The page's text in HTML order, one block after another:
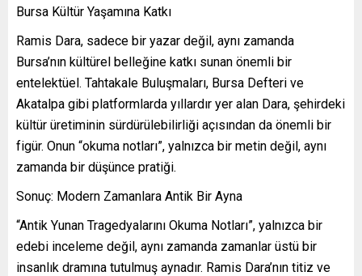
Bursa Kültür Yaşamına Katkı
Ramis Dara, sadece bir yazar değil, aynı zamanda
Bursa’nın kültürel belleğine katkı sunan önemli bir
entelektüel. Tahtakale Buluşmaları, Bursa Defteri ve
Akatalpa gibi platformlarda yıllardır yer alan Dara, şehirdeki
kültür üretiminin sürdürülebilirliği açısından da önemli bir
figür. Onun “okuma notları”, yalnızca bir metin değil, aynı
zamanda bir düşünce pratiği.
Sonuç: Modern Zamanlara Antik Bir Ayna
“Antik Yunan Tragedyalarını Okuma Notları”, yalnızca bir
edebi inceleme değil, aynı zamanda zamanlar üstü bir
insanlık dramına tutulmuş aynadır. Ramis Dara’nın titiz ve